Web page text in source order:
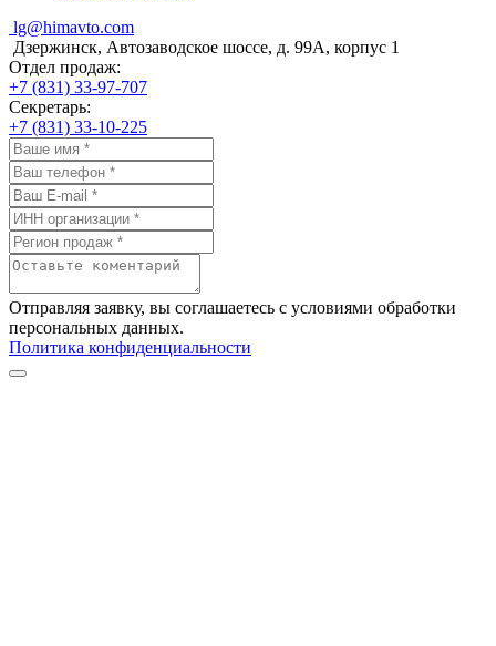
lg@himavto.com
Дзержинск, Автозаводское шоссе, д. 99А, корпус 1
Отдел продаж:
+7 (831) 33-97-707
Секретарь:
+7 (831) 33-10-225
Отправляя заявку, вы соглашаетесь с условиями обработки
персональных данных.
Политика конфиденциальности